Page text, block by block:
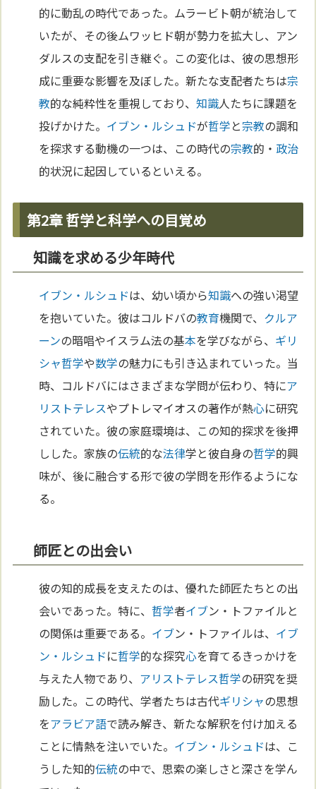
的に動乱の時代であった。ムラービト朝が統治して
いたが、その後ムワッヒド朝が勢力を拡大し、アン
ダルスの支配を引き継ぐ。この変化は、彼の思想形
成に重要な影響を及ぼした。新たな支配者たちは宗
教的な純粋性を重視しており、知識人たちに課題を
投げかけた。 イブン・ルシュドが哲学と宗教の調和
を探求する動機の一つは、この時代の宗教的・ 政治
的状況に起因しているといえる。
第2章 哲学と科学への目覚め
知識を求める少年時代
イブン・ルシュドは、幼い頃から知識への強い渇望
を抱いていた。彼はコルドバの教育機関で、 クルア
ーンの暗唱やイスラム法の基本を学びながら、 ギリ
シャ哲学や数学の魅力にも引き込まれていった。当
時、コルドバにはさまざまな学問が伝わり、特にア
リストテレスやプトレマイオスの著作が熱心に研究
されていた。彼の家庭環境は、この知的探求を後押
しした。家族の伝統的な法律学と彼自身の哲学的興
味が、後に融合する形で彼の学問を形作るようにな
る。
師匠との出会い
彼の知的成長を支えたのは、優れた師匠たちとの出
会いであった。特に、 哲学者イブン・トファイルと
の関係は重要である。 イブン・トファイルは、 イブ
ン・ルシュドに哲学的な探究心を育てるきっかけを
与えた人物であり、 アリストテレス哲学の研究を奨
励した。この時代、学者たちは古代ギリシャの思想
をアラビア語で読み解き、新たな解釈を付け加える
ことに情熱を注いでいた。 イブン・ルシュドは、こ
うした知的伝統の中で、思索の楽しさと深さを学ん